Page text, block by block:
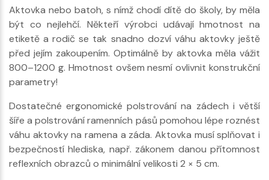
Aktovka nebo batoh, s nímž chodí dítě do školy, by měla
být co nejlehčí. Někteří výrobci udávají hmotnost na
etiketě a rodič se tak snadno dozví váhu aktovky ještě
před jejím zakoupením. Optimálně by aktovka měla vážit
800–1200 g. Hmotnost ovšem nesmí ovlivnit konstrukční
parametry!
Dostatečné ergonomické polstrování na zádech i větší
šíře a polstrování ramenních pásů pomohou lépe roznést
váhu aktovky na ramena a záda. Aktovka musí splňovat i
bezpečností hlediska, např. zákonem danou přítomnost
reflexních obrazců o minimální velikosti 2 × 5 cm.